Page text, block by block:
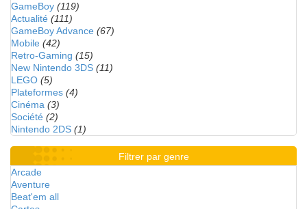
GameBoy (119)
Actualité (111)
GameBoy Advance (67)
Mobile (42)
Retro-Gaming (15)
New Nintendo 3DS (11)
LEGO (5)
Plateformes (4)
Cinéma (3)
Société (2)
Nintendo 2DS (1)
Filtrer par genre
Arcade
Aventure
Beat'em all